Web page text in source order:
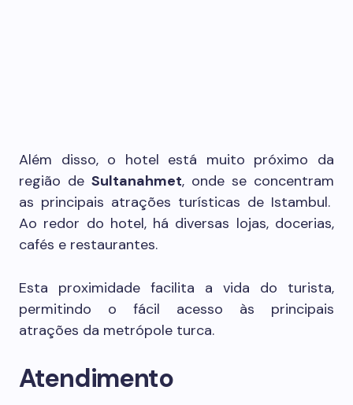
Além disso, o hotel está muito próximo da
região de Sultanahmet, onde se concentram
as principais atrações turísticas de Istambul.
Ao redor do hotel, há diversas lojas, docerias,
cafés e restaurantes.
Esta proximidade facilita a vida do turista,
permitindo o fácil acesso às principais
atrações da metrópole turca.
Atendimento